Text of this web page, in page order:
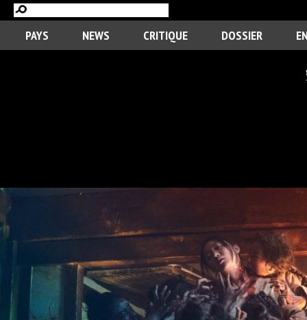
PAYS NEWS CRITIQUE DOSSIER